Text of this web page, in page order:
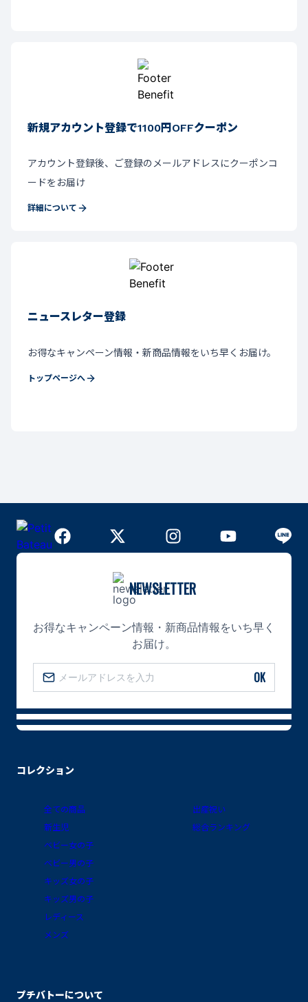
新規アカウント登録で1100円OFFクーポン
アカウント登録後、ご登録のメールアドレスにクーポンコ
ードをお届け
詳細について
ニュースレター登録
お得なキャンペーン情報・新商品情報をいち早くお届け。
トップページへ
コレクション
全ての商品
新生児
ベビー女の子
ベビー男の子
キッズ女の子
キッズ男の子
レディース
メンズ
出産祝い
総合ランキング
プチバトーについて
NEWSLETTER
お得なキャンペーン情報・新商品情報をいち早く
お届け。
OK